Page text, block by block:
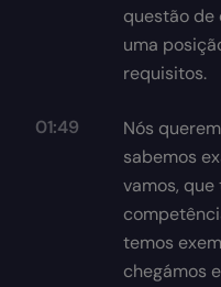
questão de
uma
requisitos.
01:49
Nós
sabemos
vamos,
temos
chegámos